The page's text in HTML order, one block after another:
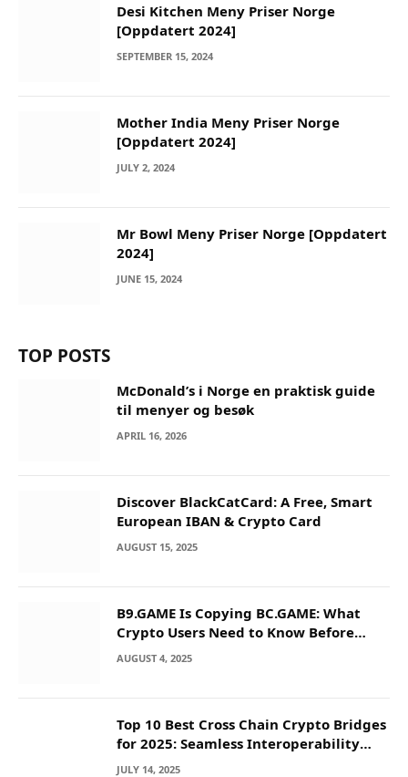
Desi Kitchen Meny Priser Norge
[Oppdatert 2024]
SEPTEMBER 15, 2024
Mother India Meny Priser Norge
[Oppdatert 2024]
JULY 2, 2024
Mr Bowl Meny Priser Norge [Oppdatert
2024]
JUNE 15, 2024
TOP POSTS
McDonald’s i Norge en praktisk guide
til menyer og besøk
APRIL 16, 2026
Discover BlackCatCard: A Free, Smart
European IBAN & Crypto Card
AUGUST 15, 2025
B9.GAME Is Copying BC.GAME: What
Crypto Users Need to Know Before
They Deposit
AUGUST 4, 2025
Top 10 Best Cross Chain Crypto Bridges
for 2025: Seamless Interoperability
Across Blockchain Networks
JULY 14, 2025